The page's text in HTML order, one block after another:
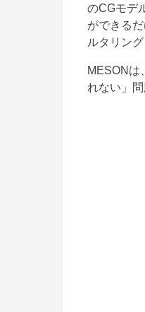
のCGモデ
ができる
ルタリング
MESONは
れない」問